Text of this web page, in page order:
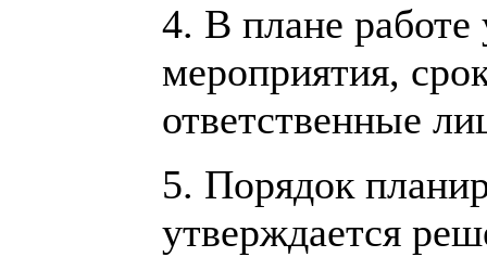
4. В плане работе
мероприятия,
ответственные
5. Порядок
утверждается